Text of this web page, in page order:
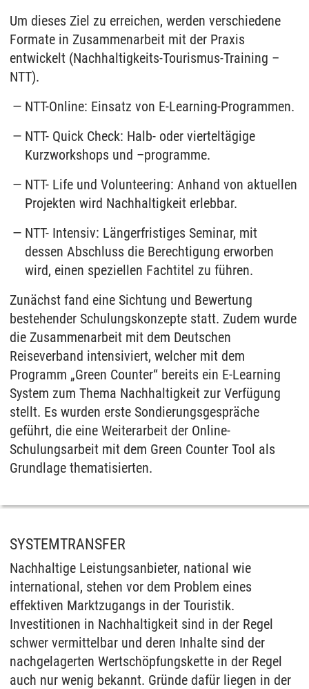
Um dieses Ziel zu erreichen, werden verschiedene
Formate in Zusammenarbeit mit der Praxis
entwickelt (Nachhaltigkeits-Tourismus-Training –
NTT).
NTT-Online: Einsatz von E-Learning-Programmen.
NTT- Quick Check: Halb- oder vierteltägige
Kurzworkshops und –programme.
NTT- Life und Volunteering: Anhand von aktuellen
Projekten wird Nachhaltigkeit erlebbar.
NTT- Intensiv: Längerfristiges Seminar, mit
dessen Abschluss die Berechtigung erworben
wird, einen speziellen Fachtitel zu führen.
Zunächst fand eine Sichtung und Bewertung
bestehender Schulungskonzepte statt. Zudem wurde
die Zusammenarbeit mit dem Deutschen
Reiseverband intensiviert, welcher mit dem
Programm „Green Counter“ bereits ein E-Learning
System zum Thema Nachhaltigkeit zur Verfügung
stellt. Es wurden erste Sondierungsgespräche
geführt, die eine Weiterarbeit der Online-
Schulungsarbeit mit dem Green Counter Tool als
Grundlage thematisierten.
SYSTEMTRANSFER
Nachhaltige Leistungsanbieter, national wie
international, stehen vor dem Problem eines
effektiven Marktzugangs in der Touristik.
Investitionen in Nachhaltigkeit sind in der Regel
schwer vermittelbar und deren Inhalte sind der
nachgelagerten Wertschöpfungskette in der Regel
auch nur wenig bekannt. Gründe dafür liegen in der